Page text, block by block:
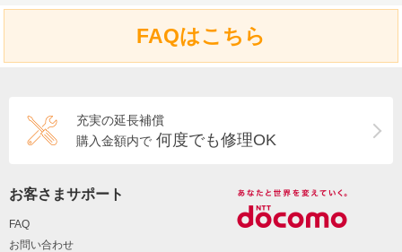
FAQはこちら
充実の延長補償
購入金額内で 何度でも修理OK
お客さまサポート
FAQ
お問い合わせ